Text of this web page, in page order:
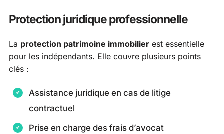
Protection juridique professionnelle
La protection patrimoine immobilier est essentielle
pour les indépendants. Elle couvre plusieurs points
clés :
Assistance juridique en cas de litige
contractuel
Prise en charge des frais d’avocat